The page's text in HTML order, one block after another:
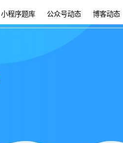
小程序题库 公众号动态 博客动态